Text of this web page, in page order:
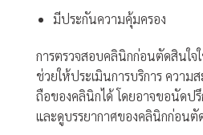
มีประกันความคุ้มครอง
การตรวจสอบคลินิกก่อนตัดสินใจ
ช่วยให้ประเมินการบริการ ความ
ถือของคลินิกได้ โดยอาจขอนัดป
และดูบรรยากาศของคลินิกก่อนตั